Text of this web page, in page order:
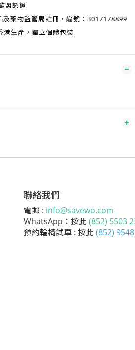
盟認證
及藥物監管局註冊，編號：3017178899
港生產 ，獨立個體包裝
聯絡我們
電郵 : info@savewo.com
WhatsApp：按此 (852) 5503
預約輪椅試車 : 按此 (852)